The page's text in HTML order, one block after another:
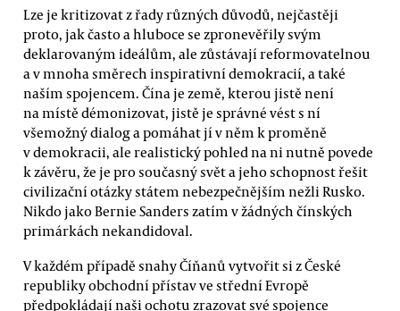
Lze je kritizovat z řady různých důvodů, nejčastěji
proto, jak často a hluboce se zpronevěřily svým
deklarovaným ideálům, ale zůstávají reformovatelnou
a v mnoha směrech inspirativní demokracií, a také
naším spojencem. Čína je země, kterou jistě není
na místě démonizovat, jistě je správné vést s ní
všemožný dialog a pomáhat jí v něm k proměně
v demokracii, ale realistický pohled na ni nutně povede
k závěru, že je pro současný svět a jeho schopnost řešit
civilizační otázky státem nebezpečnějším nežli Rusko.
Nikdo jako Bernie Sanders zatím v žádných čínských
primárkách nekandidoval.
V každém případě snahy Číňanů vytvořit si z České
republiky obchodní přístav ve střední Evropě
předpokládají naši ochotu zrazovat své spojence